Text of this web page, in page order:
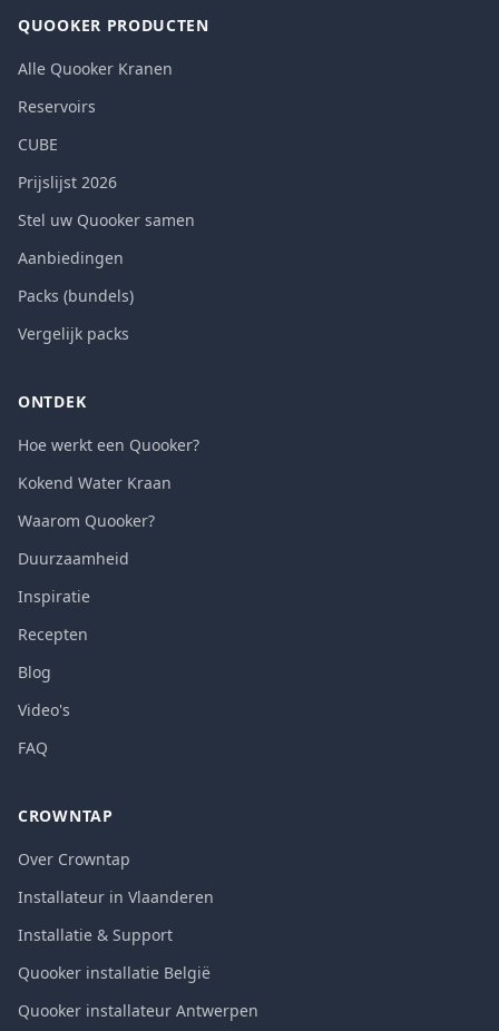
QUOOKER PRODUCTEN
Alle Quooker Kranen
Reservoirs
CUBE
Prijslijst 2026
Stel uw Quooker samen
Aanbiedingen
Packs (bundels)
Vergelijk packs
ONTDEK
Hoe werkt een Quooker?
Kokend Water Kraan
Waarom Quooker?
Duurzaamheid
Inspiratie
Recepten
Blog
Video's
FAQ
CROWNTAP
Over Crowntap
Installateur in Vlaanderen
Installatie & Support
Quooker installatie België
Quooker installateur Antwerpen